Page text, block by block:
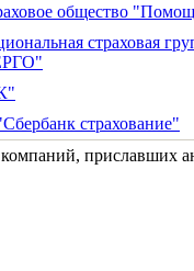
общество
страховая
страхование"
приславших